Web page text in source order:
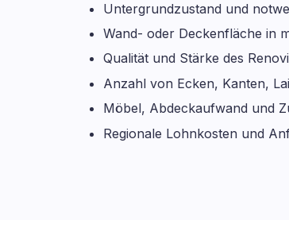
Untergrundzustand und
Wand- oder Deckenfläche in
Qualität und Stärke des
Anzahl von Ecken, Kanten,
Möbel, Abdeckaufwand und
Regionale Lohnkosten und